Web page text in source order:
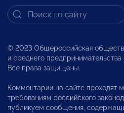
© 2023 Общероссийская
и среднего
Все права защищены.
Комментарии на сайте проходят
требованиям российского
публикуем сообщения,